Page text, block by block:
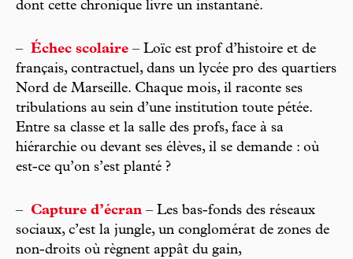
dont cette chronique livre un instantané.
– Échec scolaire – Loïc est prof d’histoire et de
français, contractuel, dans un lycée pro des quartiers
Nord de Marseille. Chaque mois, il raconte ses
tribulations au sein d’une institution toute pétée.
Entre sa classe et la salle des profs, face à sa
hiérarchie ou devant ses élèves, il se demande : où
est-ce qu’on s’est planté ?
– Capture d’écran – Les bas-fonds des réseaux
sociaux, c’est la jungle, un conglomérat de zones de
non-droits où règnent appât du gain,